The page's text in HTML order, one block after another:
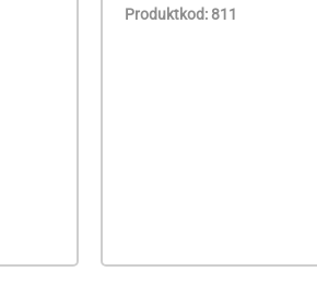
Produktkod: 811